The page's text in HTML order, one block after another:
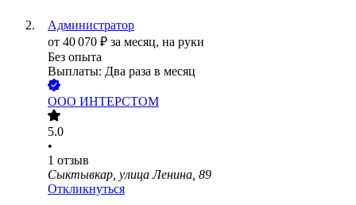
Администратор
от 40 070 ₽ за месяц, на руки
Без опыта
Выплаты: Два раза в месяц
ООО ИНТЕРСТОМ
5.0
•
1 отзыв
Сыктывкар, улица Ленина, 89
Откликнуться